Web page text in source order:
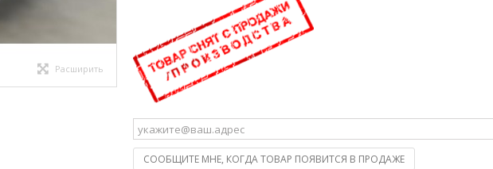
Расширить
СООБЩИТЕ МНЕ, КОГДА ТОВАР ПОЯВИТСЯ В ПРОДАЖЕ